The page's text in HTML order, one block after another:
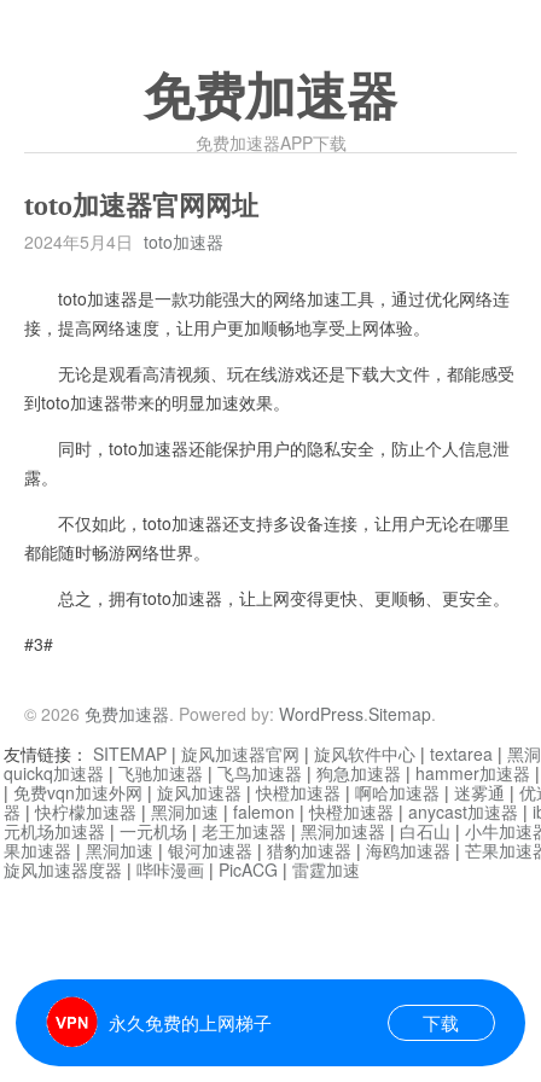
免费加速器
免费加速器APP下载
toto加速器官网网址
2024年5月4日 toto加速器
toto加速器是一款功能强大的网络加速工具，通过优化网络连
接，提高网络速度，让用户更加顺畅地享受上网体验。
无论是观看高清视频、玩在线游戏还是下载大文件，都能感受
到toto加速器带来的明显加速效果。
同时，toto加速器还能保护用户的隐私安全，防止个人信息泄
露。
不仅如此，toto加速器还支持多设备连接，让用户无论在哪里
都能随时畅游网络世界。
总之，拥有toto加速器，让上网变得更快、更顺畅、更安全。
#3#
© 2026 免费加速器. Powered by: WordPress.Sitemap.
永久免费的上网梯子 下载
友情链接： SITEMAP | 旋风加速器官网 | 旋风软件中心 | textarea | 黑
quickq加速器 | 飞驰加速器 | 飞鸟加速器 | 狗急加速器 | hammer加速器
| 免费vqn加速外网 | 旋风加速器 |快橙加速器 | 啊哈加速器 | 迷雾通 | 优
器 |快柠檬加速器 | 黑洞加速 | falemon |快橙加速器 | anycast加速器 |
元机场加速器 | 一元机场 | 老王加速器 | 黑洞加速器 | 白石山 | 小牛加速
果加速器 | 黑洞加速 | 银河加速器 | 猎豹加速器 | 海鸥加速器 | 芒果加速
旋风加速器度器 | 哔咔漫画 | PicACG | 雷霆加速